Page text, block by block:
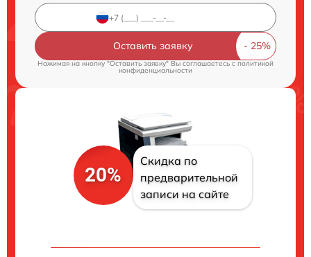
Оставить заявку
Нажимая на кнопку "Оставить заявку" Вы соглашаетесь c политикой
конфиденциальности
20%
Скидка по
предварительной
записи на сайте